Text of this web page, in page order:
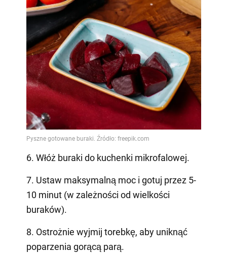
6. Włóż buraki do kuchenki mikrofalowej.
7. Ustaw maksymalną moc i gotuj przez 5-
10 minut (w zależności od wielkości
buraków).
8. Ostrożnie wyjmij torebkę, aby uniknąć
poparzenia gorącą parą.